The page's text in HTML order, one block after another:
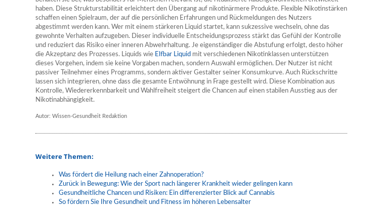
haben. Diese Strukturstabilität erleichtert den Übergang auf nikotinärmere Produkte. Flexible Nikotinstärken
schaffen einen Spielraum, der auf die persönlichen Erfahrungen und Rückmeldungen des Nutzers
abgestimmt werden kann. Wer mit einem stärkeren Liquid startet, kann sukzessive wechseln, ohne das
gewohnte Verhalten aufzugeben. Dieser individuelle Entscheidungsprozess stärkt das Gefühl der Kontrolle
und reduziert das Risiko einer inneren Abwehrhaltung. Je eigenständiger die Abstufung erfolgt, desto höher
die Akzeptanz des Prozesses. Liquids wie Elfbar Liquid mit verschiedenen Nikotinklassen unterstützen
dieses Vorgehen, indem sie keine Vorgaben machen, sondern Auswahl ermöglichen. Der Nutzer ist nicht
passiver Teilnehmer eines Programms, sondern aktiver Gestalter seiner Konsumkurve. Auch Rückschritte
lassen sich integrieren, ohne dass die gesamte Entwöhnung in Frage gestellt wird. Diese Kombination aus
Kontrolle, Wiedererkennbarkeit und Wahlfreiheit steigert die Chancen auf einen stabilen Ausstieg aus der
Nikotinabhängigkeit.
Autor: Wissen-Gesundheit Redaktion
Weitere Themen:
Was fördert die Heilung nach einer Zahnoperation?
Zurück in Bewegung: Wie der Sport nach längerer Krankheit wieder gelingen kann
Gesundheitliche Chancen und Risiken: Ein differenzierter Blick auf Cannabis
So fördern Sie Ihre Gesundheit und Fitness im höheren Lebensalter